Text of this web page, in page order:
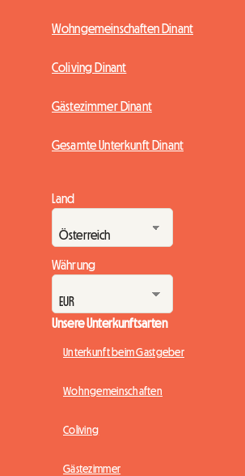
Wohngemeinschaften Dinant
Coliving Dinant
Gästezimmer Dinant
Gesamte Unterkunft Dinant
Land
Währung
Unsere Unterkunftsarten
Unterkunft beim Gastgeber
Wohngemeinschaften
Coliving
Gästezimmer